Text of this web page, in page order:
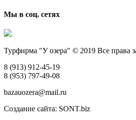
Мы в соц. сетях
Турфирма "У озера" © 2019 Все права
8 (913) 912-45-19
8 (953) 797-49-08
bazauozera@mail.ru
Создание сайта: SONT.biz